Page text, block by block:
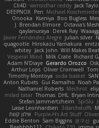
Cli4D vamsidhar reddy Jack
DEEPNOX Pen Michael Koschmieder
Onooka
Kseniya Boo Bugless
J. Brendan Elmore Octavia's
qaylanuraya
Derek Ray
Javier Fernández Alegre julian silver
quagootle Hirokazu Yamakura
whitey Jack John Will Makes
Vesperal Mind
Milk Crate Richard
Adam N'Diaye Gerardo Orozco
Arthur Lops Oliver Cromwell
Timothy Montoya soda basket
Anton Rubets Gui Ramalho Noah
Nathaniel Roberts Mechrot
milad tatar Thomas DHL Bryan
Stefan Jammertzheim
SpiSlu
Lasse Leonhardsen 3darchstuffs
אילון קשת
Purple-H's Art Stuff
Eddie Benton Sam Biggins 윤구선